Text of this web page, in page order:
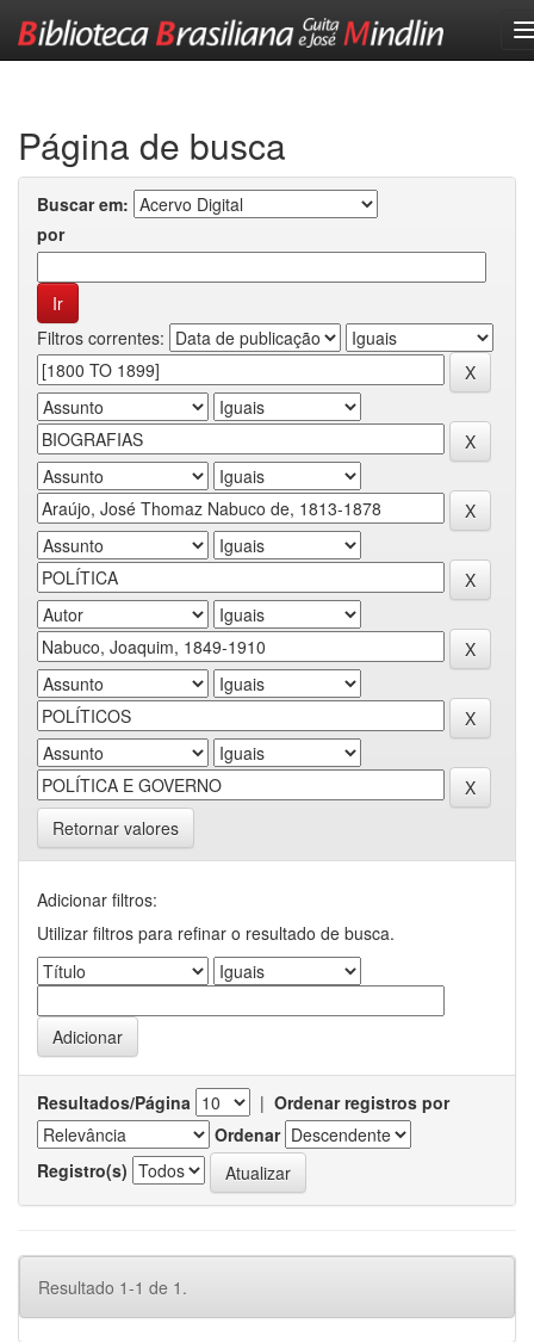
Página de busca
Buscar em:
por
Filtros correntes:
Retornar valores
Adicionar filtros:
Utilizar filtros para refinar o resultado de busca.
Resultados/Página | Ordenar registros por
Ordenar
Registro(s)
Resultado 1-1 de 1.